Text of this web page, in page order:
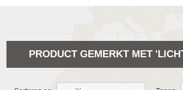
PRODUCT GEMERKT MET